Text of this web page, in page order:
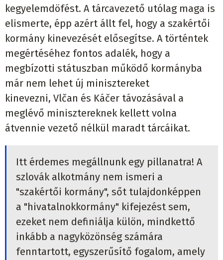
kegyelemdöfést. A tárcavezető utólag maga is
elismerte, épp azért állt fel, hogy a szakértői
kormány kinevezését elősegítse. A történtek
megértéséhez fontos adalék, hogy a
megbízotti státuszban működő kormányba
már nem lehet új minisztereket
kinevezni, Vlčan és Káčer távozásával a
meglévő minisztereknek kellett volna
átvennie vezető nélkül maradt tárcáikat.
Itt érdemes megállnunk egy pillanatra! A
szlovák alkotmány nem ismeri a
"szakértői kormány", sőt tulajdonképpen
a "hivatalnokkormány" kifejezést sem,
ezeket nem definiálja külön, mindkettő
inkább a nagyközönség számára
fenntartott, egyszerűsítő fogalom, amely